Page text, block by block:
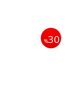
%30